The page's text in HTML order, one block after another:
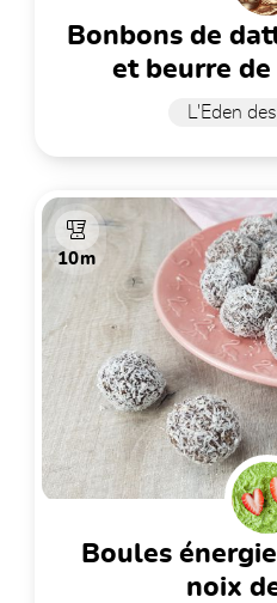
bonbons de dattes au chocolat
et beurre de
L'Eden
10m
boules énergie aux dattes et
noix